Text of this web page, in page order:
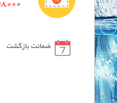
298,000
ضمانت بازگشت